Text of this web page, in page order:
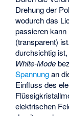
Drehung der
wodurch das
passieren
(transparent)
durchsichtig
White-Mode
Spannungan
Einfluss des
elektrischen